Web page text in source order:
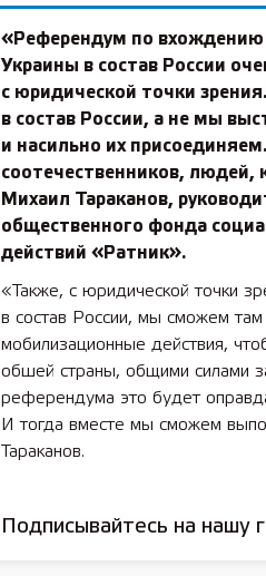
«Референдум по
Украины в состав России
с юридической точки
в состав России, а не мы
и насильно их
соотечественников,
Михаил Тараканов,
общественного фонда
действий «Ратник».
«Также, с юридической точки
в состав России, мы сможем там
мобилизационные действия,
обшей страны, общими силами
референдума это будет
И тогда вместе мы сможем
Тараканов.
Подписывайтесь на нашу